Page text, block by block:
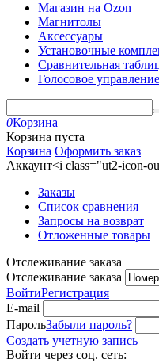
Магазин на Ozon
Магнитолы
Аксессуары
Установочные
Сравнительная
Голосовое управление
0Корзина
Корзина пуста
Корзина Оформить заказ
Аккаунт<i class="ut2-icon-
Заказы
Список сравнения
Запросы на возврат
Отложенные товары
Отслеживание заказа
Отслеживание заказа
ВойтиРегистрация
E-mail
ПарольЗабыли пароль?
Создать учетную запись
Войти через соц. сеть: